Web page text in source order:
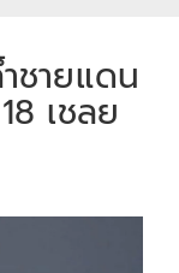
ชายแดน
เชลย